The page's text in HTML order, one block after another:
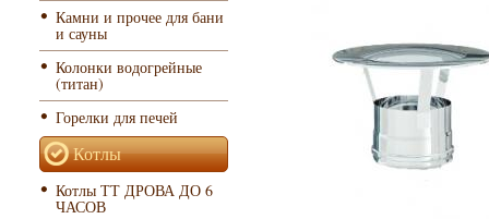
Камни и прочее для бани
и сауны
Колонки водогрейные
(титан)
Горелки для печей
Котлы
Котлы ТТ ДРОВА ДО 6
ЧАСОВ